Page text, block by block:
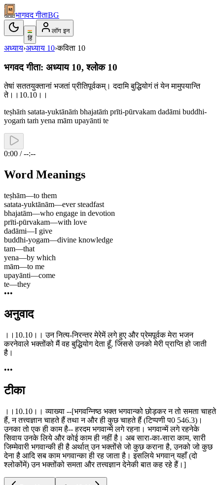
भागवद गीताBG
हिं
लॉग इन
अध्याय›अध्याय 10›कविता 10
भगवद गीता: अध्याय 10, श्लोक 10
तेषां सततयुक्तानां भजतां प्रीतिपूर्वकम्। ददामि बुद्धियोगं तं येन मामुपयान्ति
ते।।10.10।।
teṣhāṁ satata-yuktānāṁ bhajatāṁ prīti-pūrvakam dadāmi buddhi-
yogaṁ taṁ yena mām upayānti te
0:00 / --:--
Word Meanings
teṣhām—to them
satata-yuktānām—ever steadfast
bhajatām—who engage in devotion
prīti-pūrvakam—with love
dadāmi—I give
buddhi-yogam—divine knowledge
tam—that
yena—by which
mām—to me
upayānti—come
te—they
•••
अनुवाद
।।10.10।। उन नित्य-निरन्तर मेरेमें लगे हुए और प्रेमपूर्वक मेरा भजन
करनेवाले भक्तोंको मैं वह बुद्धियोग देता हूँ, जिससे उनको मेरी प्राप्ति हो जाती
है।
•••
टीका
।।10.10।। व्याख्या --[भगवन्निष्ठ भक्त भगवान्को छोड़कर न तो समता चाहते
हैं, न तत्त्वज्ञान चाहते हैं तथा न और ही कुछ चाहते हैं (टिप्पणी प0 546.3)।
उनका तो एक ही काम है-- हरदम भगवान्में लगे रहना। भगवान्में लगे रहनेके
सिवाय उनके लिये और कोई काम ही नहीं है। अब सारा-का-सारा काम, सारी
जिम्मेवारी भगवान्की ही है अर्थात् उन भक्तोंसे जो कुछ कराना है, उनको जो कुछ
देना है आदि सब काम भगवान्का ही रह जाता है। इसलिये भगवान् यहाँ (दो
श्लोकोंमें) उन भक्तोंको समता और तत्त्वज्ञान देनेकी बात कह रहे हैं।]